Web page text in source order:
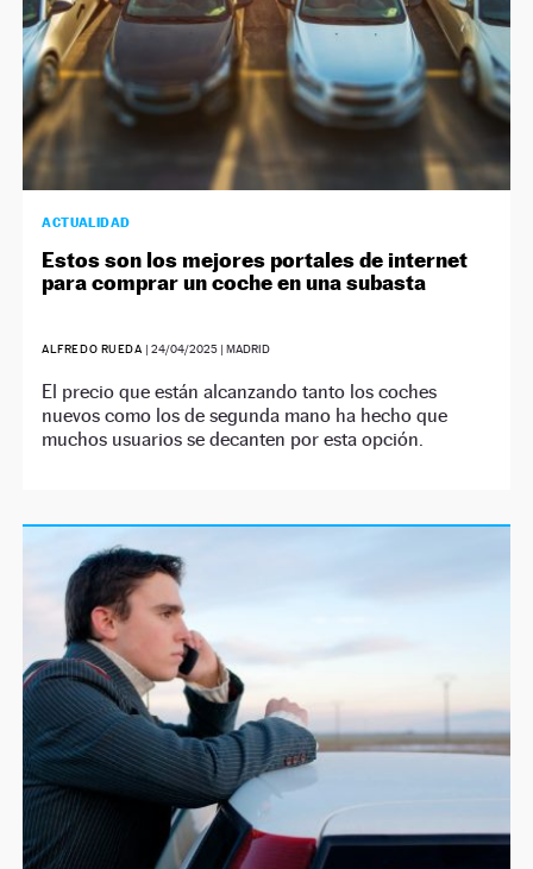
ACTUALIDAD
Estos son los mejores portales de internet
para comprar un coche en una subasta
ALFREDO RUEDA | 24/04/2025| MADRID
El precio que están alcanzando tanto los coches
nuevos como los de segunda mano ha hecho que
muchos usuarios se decanten por esta opción.